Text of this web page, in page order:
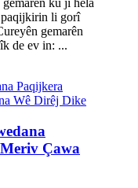
paqijkirin li gorî
gemarên
de ev in: ...
Çawa